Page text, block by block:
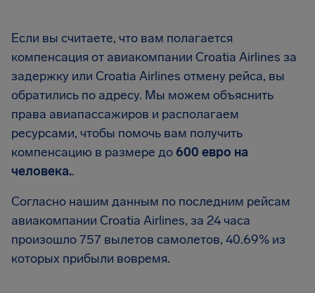
Если вы считаете, что вам полагается
компенсация от авиакомпании Croatia Airlines за
задержку или Croatia Airlines отмену рейса, вы
обратились по адресу. Мы можем объяснить
права авиапассажиров и располагаем
ресурсами, чтобы помочь вам получить
компенсацию в размере до600 евро на
человека..
Согласно нашим данным по последним рейсам
авиакомпании Croatia Airlines, за 24 часа
произошло 757 вылетов самолетов, 40.69% из
которых прибыли вовремя.